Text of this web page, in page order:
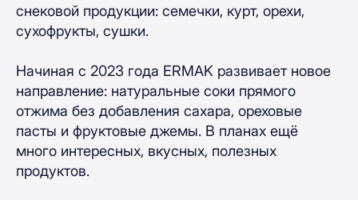
снековой продукции: семечки, курт, орехи,
сухофрукты, сушки.
Начиная с 2023 года ERMAK развивает новое
направление: натуральные соки прямого
отжима без добавления сахара, ореховые
пасты и фруктовые джемы. В планах ещё
много интересных, вкусных, полезных
продуктов.